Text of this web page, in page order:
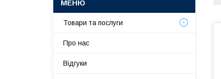
Товари та послуги
Про нас
Відгуки